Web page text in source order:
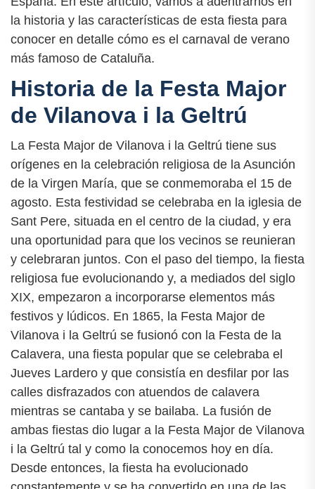
la historia y las características de esta fiesta para
conocer en detalle cómo es el carnaval de verano
más famoso de Cataluña.
Historia de la Festa Major
de Vilanova i la Geltrú
La Festa Major de Vilanova i la Geltrú tiene sus
orígenes en la celebración religiosa de la Asunción
de la Virgen María, que se conmemoraba el 15 de
agosto. Esta festividad se celebraba en la iglesia de
Sant Pere, situada en el centro de la ciudad, y era
una oportunidad para que los vecinos se reunieran
y celebraran juntos. Con el paso del tiempo, la fiesta
religiosa fue evolucionando y, a mediados del siglo
XIX, empezaron a incorporarse elementos más
festivos y lúdicos. En 1865, la Festa Major de
Vilanova i la Geltrú se fusionó con la Festa de la
Calavera, una fiesta popular que se celebraba el
Jueves Lardero y que consistía en desfilar por las
calles disfrazados con atuendos de calavera
mientras se cantaba y se bailaba. La fusión de
ambas fiestas dio lugar a la Festa Major de Vilanova
i la Geltrú tal y como la conocemos hoy en día.
Desde entonces, la fiesta ha evolucionado